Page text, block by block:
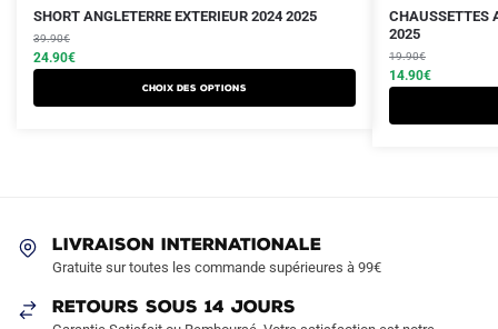
SHORT ANGLETERRE EXTERIEUR 2024 2025
39.90€
Le
prix
initial
était :
24.90€
Le
prix
actuel
est :
Choix des options
Ce
produit
a
choisies
la
CHAUSSETTES
2025
19.90€
Le
prix
initial
était :
14.90€
Le
prix
actuel
est :
LIVRAISON INTERNATIONALE
Gratuite sur toutes les commande supérieures à 99€
RETOURS SOUS 14 JOURS